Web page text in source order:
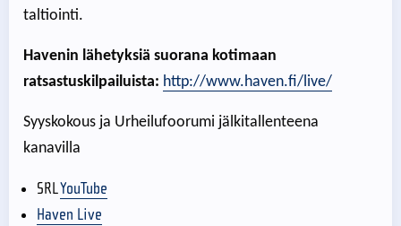
taltiointi.
Havenin lähetyksiä suorana kotimaan
ratsastuskilpailuista: http://www.haven.fi/live/
Syyskokous ja Urheilufoorumi jälkitallenteena
kanavilla
SRLYouTube
Haven Live